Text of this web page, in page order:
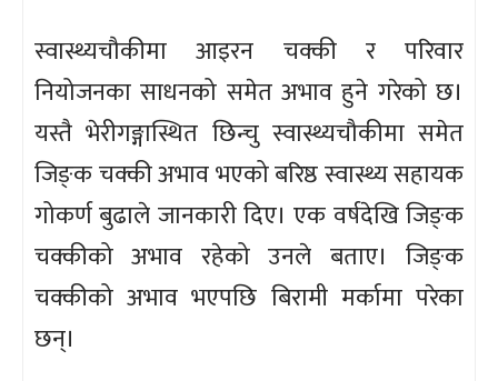
स्वास्थ्यचौकीमा आइरन चक्की र परिवार
नियोजनका साधनको समेत अभाव हुने गरेको छ।
यस्तै भेरीगङ्गास्थित छिन्चु स्वास्थ्यचौकीमा समेत
जिङ्‌क चक्की अभाव भएको बरिष्ठ स्वास्थ्य सहायक
गोकर्ण बुढाले जानकारी दिए। एक वर्षदेखि जिङ्‌क
चक्कीको अभाव रहेको उनले बताए। जिङ्‌क
चक्कीको अभाव भएपछि बिरामी मर्कामा परेका
छन्।